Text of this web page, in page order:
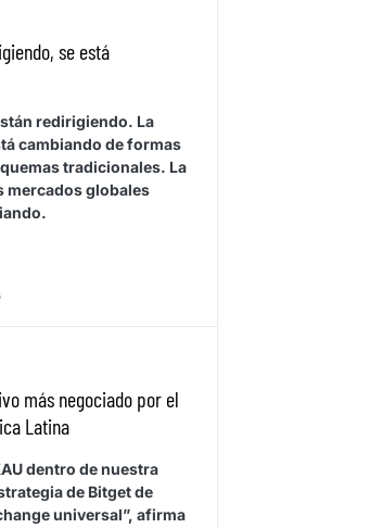
se está
redirigiendo. La
cambiando de formas
tradicionales. La
mercados globales
más negociado por el
Latina
dentro de nuestra
de Bitget de
universal”, afirma